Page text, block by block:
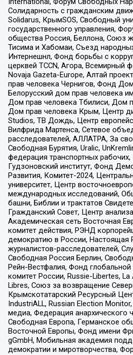
Солидарность с гражданским
Solidarus, КрымSOS, Свободный
государственного управления,
общества Россия, Беллона, Союз
Тисима и Хабомаи, Съезд
Интернешнл, Фонд борьбы с
церквей TCCN, Агора, Всемирный
Novaja Gazeta-Europe, Алтай
прав человека Чернигов, Фонд
Белорусский дом прав человека
Дом прав человека Тбилиси, Дом
Дом прав человека Крым, Центр
Studios, ТВ Дождь, Центр
Вилфрида Мартенса, Сетевое
расследователей, АЛЛАТРА, За
Свободная Бурятия, Uralic,
федерация транспортных
Гудзоновский институт, Фонд
Развития, Комитет-2024,
университет, Центр
международных исследований,
башни, Библии и трактатов
Гражданский Совет, Центр
Академическая сеть Восточная
комитет действия, РЭНД
демократию в России, Настоящая
журналистов-расследователей,
Свободная Россия Берлин,
Рейн-Вестфалия, Фонд
комитет России, Russie-Libertes,
Libres, Союз за возвращение
Крымскотатарский Ресурсный
IndustriALL, Russian Election
медиа, Федерация анархического
Свободная Европа, Германское
Восточной Европы, Фонд имени
gGmbH, Мобильная академия
демократии и миротворчества,